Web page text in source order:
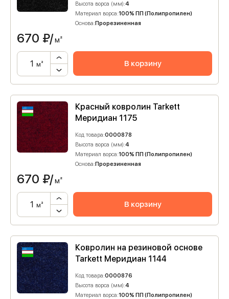
Высота ворса (мм):4
Материал ворса:100% ПП (Полипропилен)
Основа:Прорезиненная
670 ₽/м²
м² В корзину
Красный ковролин Tarkett
Меридиан 1175
Код товара:0000878
Высота ворса (мм):4
Материал ворса:100% ПП (Полипропилен)
Основа:Прорезиненная
670 ₽/м²
м² В корзину
Ковролин на резиновой основе
Tarkett Меридиан 1144
Код товара:0000876
Высота ворса (мм):4
Материал ворса:100% ПП (Полипропилен)